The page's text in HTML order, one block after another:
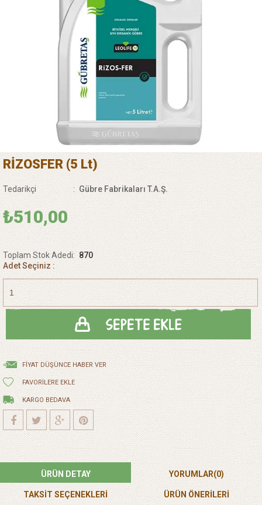
RİZOSFER (5 Lt)
Tedarikçi : Gübre Fabrikaları T.A.Ş.
₺510,00
Toplam Stok Adedi: 870
Adet Seçiniz :
FIYAT DÜŞÜNCE HABER VER
FAVORILERE EKLE
KARGO BEDAVA
ÜRÜN DETAY YORUMLAR(0)
TAKSİT SEÇENEKLERİ ÜRÜN ÖNERILERI